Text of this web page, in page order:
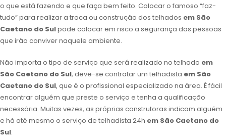
o que está fazendo e que faça bem feito. Colocar o famoso “faz-
tudo” para realizar a troca ou construção dos telhados em São
Caetano do Sulpode colocar em risco a segurança das pessoas
que irão conviver naquele ambiente.
Não importa o tipo de serviço que será realizado no telhado em
São Caetano do Sul, deve-se contratar um telhadista em São
Caetano do Sul, que é o profissional especializado na área. É fácil
encontrar alguém que preste o serviço e tenha a qualificação
necessária. Muitas vezes, as próprias construtoras indicam alguém
e há até mesmo o serviço de telhadista 24h em São Caetano do
Sul.